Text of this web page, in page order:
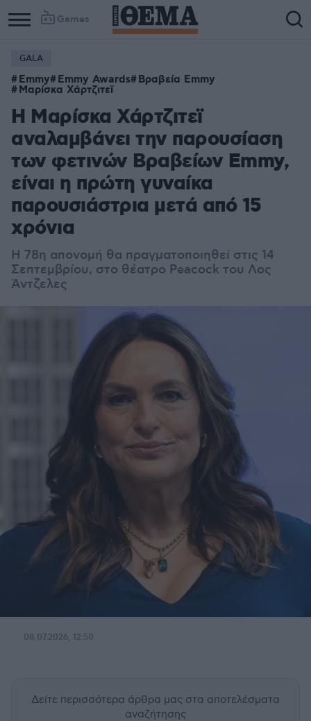
Games
GALA
Emmy Emmy Awards Βραβεία Emmy
Μαρίσκα Χάρτζιτεϊ
Η Μαρίσκα Χάρτζιτεϊ
αναλαμβάνει την παρουσίαση
των φετινών Βραβείων Emmy,
είναι η πρώτη γυναίκα
παρουσιάστρια μετά από 15
χρόνια
Η 78η απονομή θα πραγματοποιηθεί στις 14
Σεπτεμβρίου, στο θέατρο Peacock του Λος
Άντζελες
08.07.2026, 12:50
Δείτε περισσότερα άρθρα μας στα αποτελέσματα
αναζήτησης